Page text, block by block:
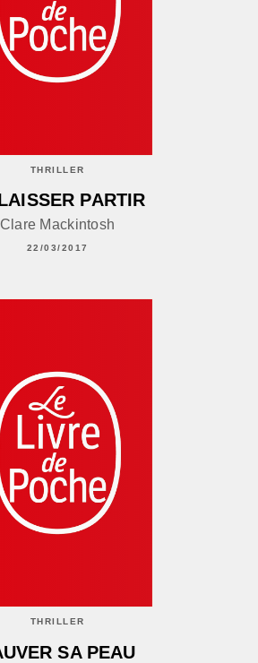
THRILLER
PARTIR
Clare Mackintosh
22/03/2017
THRILLER
SA PEAU